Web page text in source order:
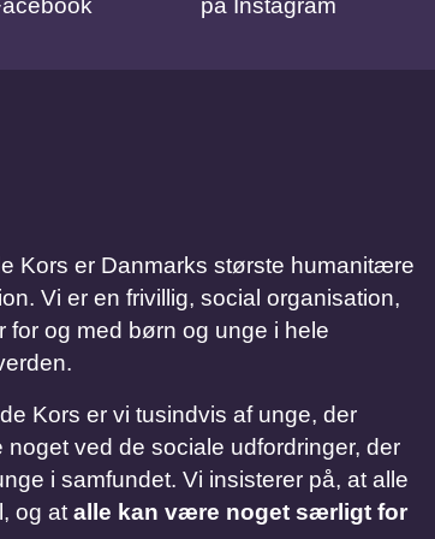
på Instagram
Kors er Danmarks største humanitære
Vi er en frivillig, social organisation,
for og med børn og unge i hele
Kors er vi tusindvis af unge, der
ved de sociale udfordringer, der
i samfundet. Vi insisterer på, at alle
og at alle kan være noget særligt for